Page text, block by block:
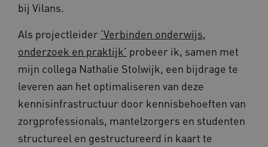
bij Vilans.
Als projectleider ‘Verbinden onderwijs,
onderzoek en praktijk’ probeer ik, samen met
mijn collega Nathalie Stolwijk, een bijdrage te
leveren aan het optimaliseren van deze
kennisinfrastructuur door kennisbehoeften van
zorgprofessionals, mantelzorgers en studenten
structureel en gestructureerd in kaart te